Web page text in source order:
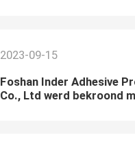
2023-09-15
Foshan Inder Adhesive
Co., Ltd werd bekroond